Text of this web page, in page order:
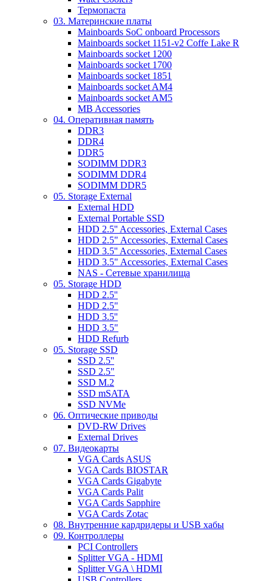
Термопаста
03. Материнские платы
Mainboards SoC onboard Processors
Mainboards socket 1151-v2 Coffe Lake R
Mainboards socket 1200
Mainboards socket 1700
Mainboards socket 1851
Mainboards socket AM4
Mainboards socket AM5
MB Accessories
04. Оперативная память
DDR3
DDR4
DDR5
SODIMM DDR3
SODIMM DDR4
SODIMM DDR5
05. Storage External
External HDD
External Portable SSD
HDD 2.5'' Accessories, External Cases
HDD 2.5" Accessories, External Cases
HDD 3.5'' Accessories, External Cases
HDD 3.5" Accessories, External Cases
NAS - Сетевые хранилища
05. Storage HDD
HDD 2.5''
HDD 2.5"
HDD 3.5''
HDD 3.5"
HDD Refurb
05. Storage SSD
SSD 2.5''
SSD 2.5"
SSD M.2
SSD mSATA
SSD NVMe
06. Оптические приводы
DVD-RW Drives
External Drives
07. Видеокарты
VGA Cards ASUS
VGA Cards BIOSTAR
VGA Cards Gigabyte
VGA Cards Palit
VGA Cards Sapphire
VGA Cards Zotac
08. Внутренние кардридеры и USB хабы
09. Контроллеры
PCI Controllers
Splitter VGA - HDMI
Splitter VGA \ HDMI